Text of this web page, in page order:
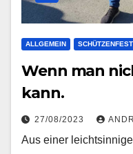
ALLGEMEIN SCHÜTZENFEST
Wenn man
kann.
27/08/2023
Aus einer